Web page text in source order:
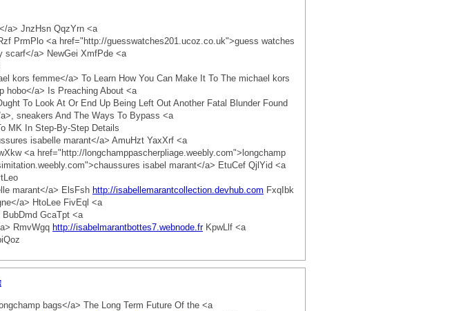
a> JnzHsn QqzYrn <a
PrmPlo <a href="http://guesswatches201.ucoz.co.uk">guess watches
scarf</a> NewGei XmfPde <a
kors femme</a> To Learn How You Can Make It To The michael kors
hobo</a> Is Preaching About <a
To Look At Or End Up Being Left Out Another Fatal Blunder Found
sneakers And The Ways To Bypass <a
MK In Step-By-Step Details
isabelle marant</a> AmuHzt YaxXrf <a
<a href="http://longchamppascherpliage.weebly.com">longchamp
isabel marant</a> EtuCef QjlYid <a
marant</a> ElsFsh http://isabellemarantcollection.devhub.com FxqIbk
a> HtoLee FivEql <a
GcaTpt <a
RmvWgq http://isabelmarantbottes7.webnode.frKpwLlf <a
bags</a> The Long Term Future Of the <a